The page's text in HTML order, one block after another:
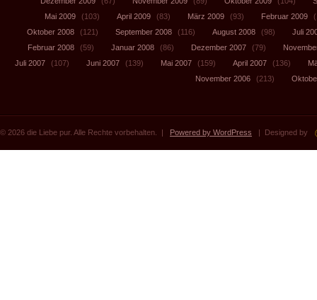
Mai 2009
(103) April 2009 (83) März 2009 (93) Februar 2009
Oktober 2008
(121) September 2008 (116) August 2008 (98)
Juli
Februar 2008
(59) Januar 2008 (86) Dezember 2007 (79)
Juli 2007
(107) Juni 2007 (139) Mai 2007 (159) April 2007 (136)
November 2006
(213)
© 2026 die Liebe pur. Alle Rechte vorbehalten. | Powered by WordPress | Designed by